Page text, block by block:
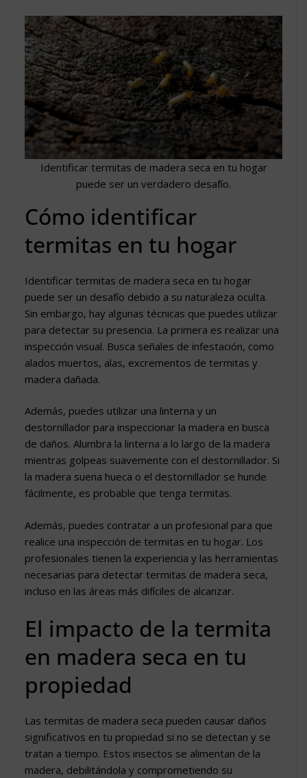
Identificar termitas de madera seca en tu hogar
puede ser un verdadero desafío.
Cómo identificar
termitas en tu hogar
Identificar termitas de madera seca en tu hogar
puede ser un desafío debido a su naturaleza oculta.
Sin embargo, hay algunas técnicas que puedes utilizar
para detectar su presencia. La primera es realizar una
inspección visual. Busca señales de infestación, como
alados muertos, alas, excrementos de termitas y
madera dañada.
Además, puedes utilizar una linterna y un
destornillador para inspeccionar la madera en busca
de daños. Alumbra la linterna a lo largo de la madera
mientras golpeas suavemente con el destornillador. Si
la madera suena hueca o el destornillador se hunde
fácilmente, es probable que tenga termitas.
Además, puedes contratar a un profesional para que
realice una inspección de termitas en tu hogar. Los
profesionales tienen la experiencia y las herramientas
necesarias para detectar termitas de madera seca,
incluso en las áreas más difíciles de alcanzar.
El impacto de la termita
en madera seca en tu
propiedad
Las termitas de madera seca pueden causar daños
significativos en tu propiedad si no se detectan y se
tratan a tiempo. Estos insectos se alimentan de la
madera, debilitándola y comprometiendo su